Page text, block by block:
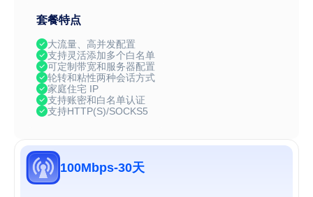
套餐特点
大流量、高并发配置
支持灵活添加多个白名单
可定制带宽和服务器配置
轮转和粘性两种会话方式
家庭住宅 IP
支持账密和白名单认证
支持HTTP(S)/SOCKS5
100Mbps-30天